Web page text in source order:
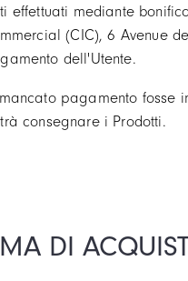
effettuati mediante
(CIC), 6 Avenue
dell'Utente.
pagamento fosse
consegnare i Prodotti.
DI